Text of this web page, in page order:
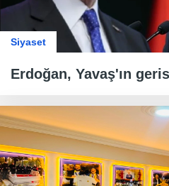
Siyaset
Erdoğan, Yavaş'ın